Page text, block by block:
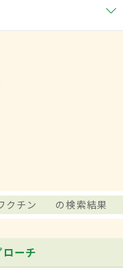
クチン の検索結果
ーチ